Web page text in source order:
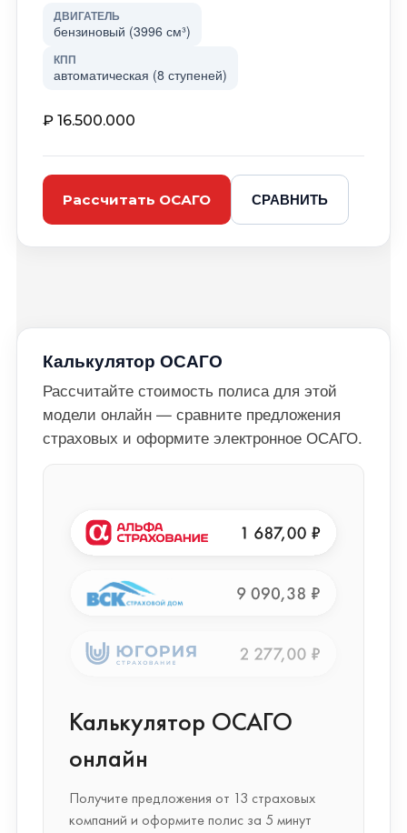
ДВИГАТЕЛЬ
бензиновый (3996 см³)
КПП
автоматическая (8 ступеней)
₽16.500.000
Рассчитать ОСАГО СРАВНИТЬ
Калькулятор ОСАГО
Рассчитайте стоимость полиса для этой
модели онлайн — сравните предложения
страховых и оформите электронное ОСАГО.